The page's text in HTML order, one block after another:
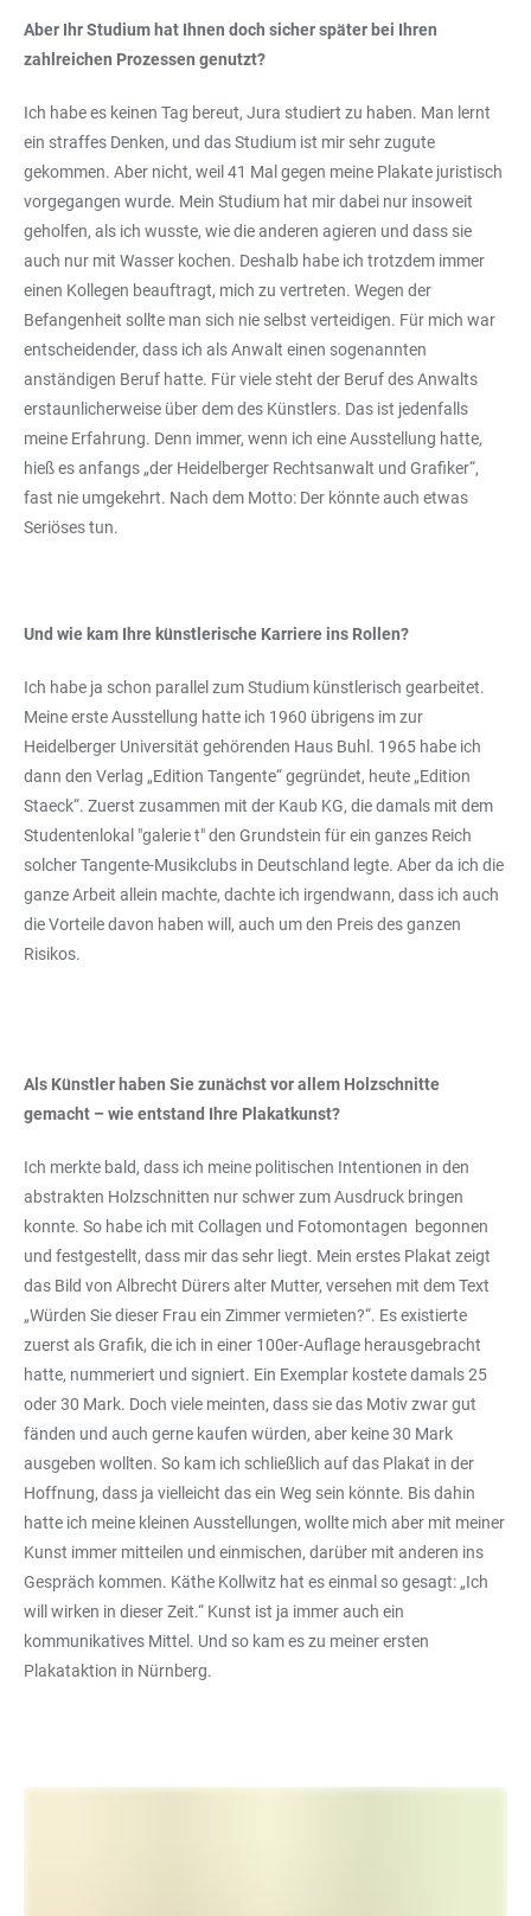
Aber Ihr Studium hat Ihnen doch sicher später bei Ihren
zahlreichen Prozessen genutzt?
Ich habe es keinen Tag bereut, Jura studiert zu haben. Man lernt
ein straffes Denken, und das Studium ist mir sehr zugute
gekommen. Aber nicht, weil 41 Mal gegen meine Plakate juristisch
vorgegangen wurde. Mein Studium hat mir dabei nur insoweit
geholfen, als ich wusste, wie die anderen agieren und dass sie
auch nur mit Wasser kochen. Deshalb habe ich trotzdem immer
einen Kollegen beauftragt, mich zu vertreten. Wegen der
Befangenheit sollte man sich nie selbst verteidigen. Für mich war
entscheidender, dass ich als Anwalt einen sogenannten
anständigen Beruf hatte. Für viele steht der Beruf des Anwalts
erstaunlicherweise über dem des Künstlers. Das ist jedenfalls
meine Erfahrung. Denn immer, wenn ich eine Ausstellung hatte,
hieß es anfangs „der Heidelberger Rechtsanwalt und Grafiker“,
fast nie umgekehrt. Nach dem Motto: Der könnte auch etwas
Seriöses tun.
Und wie kam Ihre künstlerische Karriere ins Rollen?
Ich habe ja schon parallel zum Studium künstlerisch gearbeitet.
Meine erste Ausstellung hatte ich 1960 übrigens im zur
Heidelberger Universität gehörenden Haus Buhl. 1965 habe ich
dann den Verlag „Edition Tangente“ gegründet, heute „Edition
Staeck“. Zuerst zusammen mit der Kaub KG, die damals mit dem
Studentenlokal "galerie t" den Grundstein für ein ganzes Reich
solcher Tangente-Musikclubs in Deutschland legte. Aber da ich die
ganze Arbeit allein machte, dachte ich irgendwann, dass ich auch
die Vorteile davon haben will, auch um den Preis des ganzen
Risikos.
Als Künstler haben Sie zunächst vor allem Holzschnitte
gemacht – wie entstand Ihre Plakatkunst?
Ich merkte bald, dass ich meine politischen Intentionen in den
abstrakten Holzschnitten nur schwer zum Ausdruck bringen
konnte. So habe ich mit Collagen und Fotomontagen begonnen
und festgestellt, dass mir das sehr liegt. Mein erstes Plakat zeigt
das Bild von Albrecht Dürers alter Mutter, versehen mit dem Text
„Würden Sie dieser Frau ein Zimmer vermieten?“. Es existierte
zuerst als Grafik, die ich in einer 100er-Auflage herausgebracht
hatte, nummeriert und signiert. Ein Exemplar kostete damals 25
oder 30 Mark. Doch viele meinten, dass sie das Motiv zwar gut
fänden und auch gerne kaufen würden, aber keine 30 Mark
ausgeben wollten. So kam ich schließlich auf das Plakat in der
Hoffnung, dass ja vielleicht das ein Weg sein könnte. Bis dahin
hatte ich meine kleinen Ausstellungen, wollte mich aber mit meiner
Kunst immer mitteilen und einmischen, darüber mit anderen ins
Gespräch kommen. Käthe Kollwitz hat es einmal so gesagt: „Ich
will wirken in dieser Zeit.“ Kunst ist ja immer auch ein
kommunikatives Mittel. Und so kam es zu meiner ersten
Plakataktion in Nürnberg.